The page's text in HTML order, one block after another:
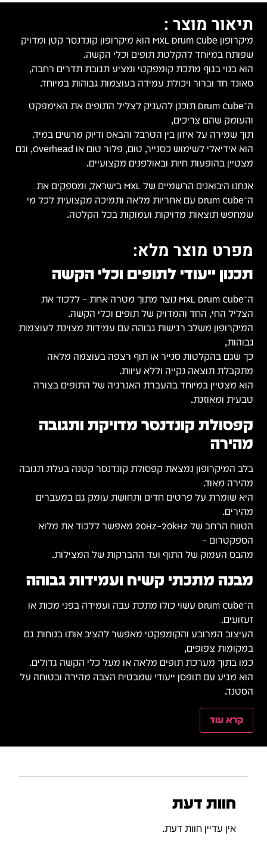
תיאור מוצר :
מיקרופון MXL Drum Cube הוא מיקרופון קונדנסר קטן ומדויק
שפותח במיוחד להקלטת תופים וכלי הקשה.
הוא בנוי בגוף מתכת קומפקטי ומציע תגובת תדרים רחבה,
סאונד חד וברור ויכולת עמידה בעוצמות גבוהות במיוחד.
ה־Drum Cube תוכנן להעניק לצליל התופים את האימפקט
והעומק שהם צריכים,
תוך שמירה על איזון בין הטרבל והבאס ודיוק מרשים במיד.
הוא אידיאלי לשימוש כסנייר, טום, פלור טום או Overhead, וגם
מצטיין בהופעות חיות ובאולפנים מקצועיים.
אנחנו היבואנים הרשמיים של MXL בישראל, ומספקים את
ה־Drum Cube עם אחריות מלאה ותמיכה מקצועית לכל מי
שמחפש תוצאות מדויקות ועמוקות בכל הקלטה.
מפרט מוצר מלא:
תכנון ייעודי לתופים וכלי הקשה
ה־MXL Drum Cube נוצר מתוך מטרה אחת – ללכוד את
הצליל החי, החד והמדויק של תופים וכלי הקשה.
המיקרופון משלב רגישות גבוהה עם עמידות מצוינת לעוצמות
גבוהות,
כך שגם בהקלטות סנייר או תוף רצפה בעוצמה מלאה
מתקבלת תוצאה נקייה וללא עיוות.
הוא מצטיין במיוחד בהעברת האנרגיה של התופים בצורה
טבעית ומאוזנת.
קפסולת קונדנסר מדויקת ותגובה
מהירה
בלב המיקרופון נמצאת קפסולת קונדנסר קטנה בעלת תגובה
מהירה מאוד.
היא שומרת על פרטים חדים ותחושת עומק גם במעברים
מהירים.
הטווח הרחב של ‎20Hz–20kHz‎ מאפשר ללכוד את מלוא
הספקטרום –
מהבס העמוק של התוף ועד ההברקות של המצילות.
מבנה מתכתי קשיח ועמידות גבוהה
ה־Drum Cube עשוי כולו מתכת עבה ועמידה בפני מכות או
זעזועים.
העיצוב המרובע והקומפקטי מאפשר להציב אותו בנוחות גם
במקומות צפופים,
כמו בתוך מערכת תופים מלאה או מעל כלי הקשה גדולים.
הוא מגיע עם תופסן ייעודי שמבטיח הצבה מהירה ובטוחה על
הסטנד.
קרא עוד
חוות דעת
אין עדיין חוות דעת.